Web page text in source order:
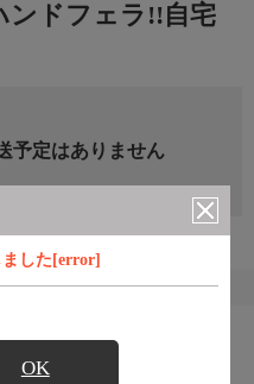
した[error]
OK
ンドフェラ!!自宅
予定はありません